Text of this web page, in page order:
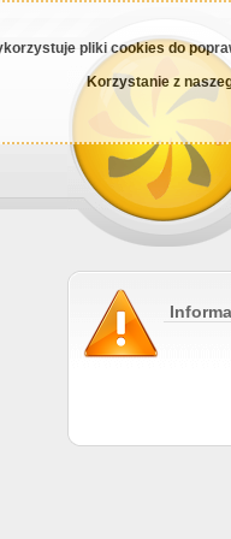
pliki cookies do
Korzystanie z